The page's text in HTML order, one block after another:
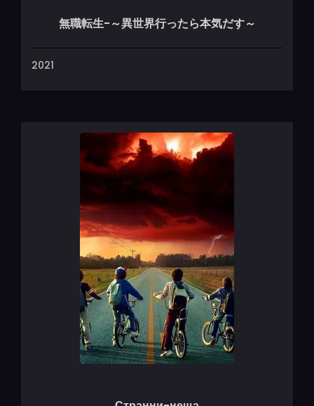
無職転生-～異世界行ったら本気だす～
2021